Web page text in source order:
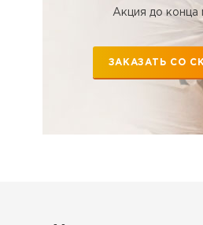
Акция до конца
ЗАКАЗАТЬ СО
Утеплитель
ПЕРЕЙТИ